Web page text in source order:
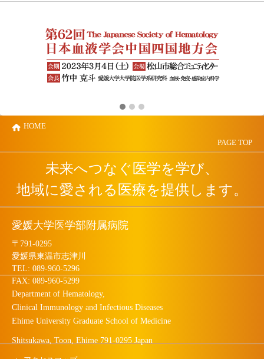
HOME
PAGE TOP
未来へつなぐ医学を学び、
地域に愛される医療を提供します。
愛媛大学医学部附属病院
〒791-0295
愛媛県東温市志津川
TEL: 089-960-5296
FAX: 089-960-5299
Department of Hematology,
Clinical Immunology and Infectious Diseases
Ehime University Graduate School of Medicine
Shitsukawa, Toon, Ehime 791-0295 Japan